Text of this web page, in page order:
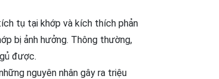
tụ tại khớp và kích thích phản
bị ảnh hưởng. Thông thường,
được.
nguyên nhân gây ra triệu